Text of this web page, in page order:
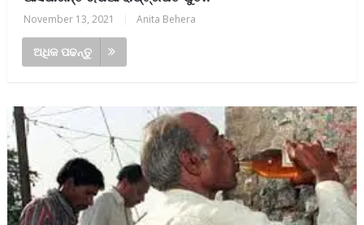
November 13, 2021 Anita Behera
ଅଧିକ ପଢନ୍ତୁ